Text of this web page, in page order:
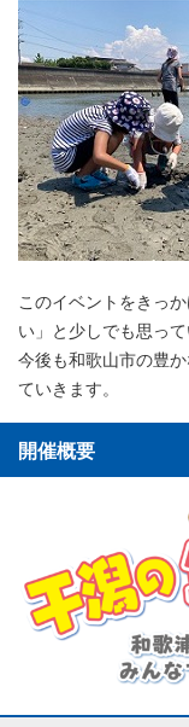
このイベントをきっ
い」と少しでも思っ
今後も和歌山市の豊
ていきます。
開催概要